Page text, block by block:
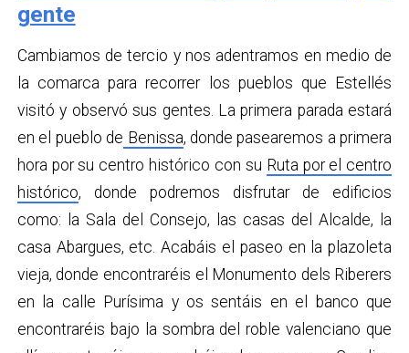
gente
Cambiamos de tercio y nos adentramos en medio de
la comarca para recorrer los pueblos que Estellés
visitó y observó sus gentes. La primera parada estará
en el pueblo de Benissa, donde pasearemos a primera
hora por su centro histórico con su Ruta por el centro
histórico, donde podremos disfrutar de edificios
como: la Sala del Consejo, las casas del Alcalde, la
casa Abargues, etc. Acabáis el paseo en la plazoleta
vieja, donde encontraréis el Monumento dels Riberers
en la calle Purísima y os sentáis en el banco que
encontraréis bajo la sombra del roble valenciano que